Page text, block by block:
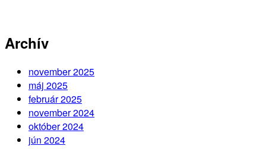
Archív
november 2025
máj 2025
február 2025
november 2024
október 2024
jún 2024